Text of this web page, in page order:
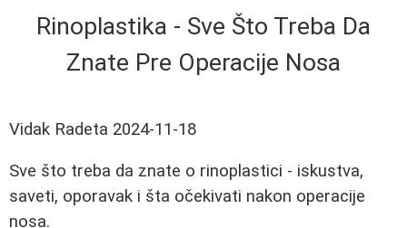
Rinoplastika - Sve Što Treba Da
Znate Pre Operacije Nosa
Vidak Radeta 2024-11-18
Sve što treba da znate o rinoplastici - iskustva,
saveti, oporavak i šta očekivati nakon operacije
nosa.